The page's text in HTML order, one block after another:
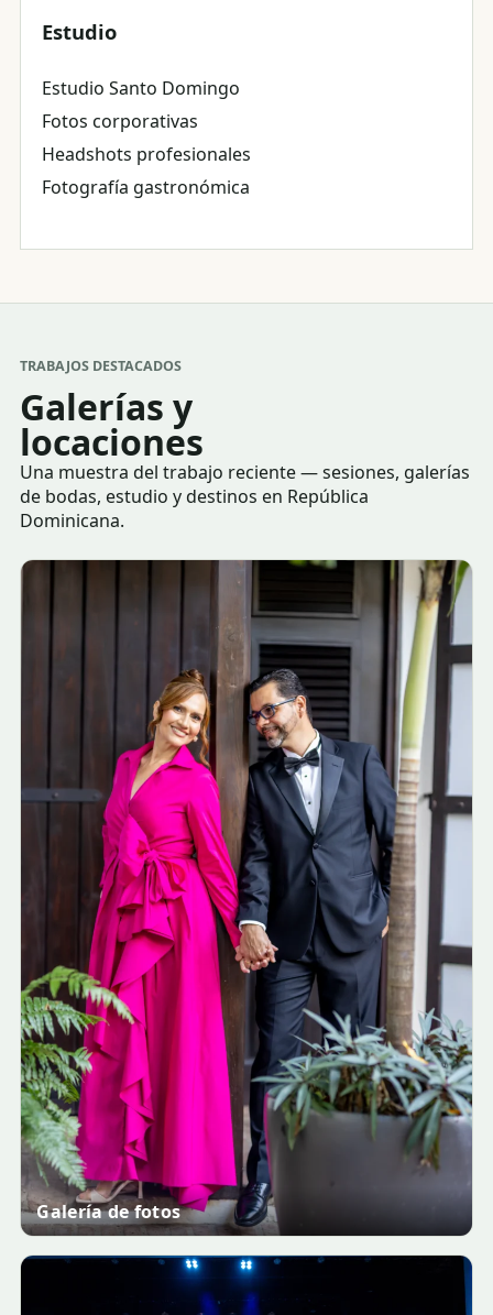
Estudio
Estudio Santo Domingo
Fotos corporativas
Headshots profesionales
Fotografía gastronómica
TRABAJOS DESTACADOS
Galerías y
locaciones
Una muestra del trabajo reciente — sesiones, galerías
de bodas, estudio y destinos en República
Dominicana.
Galería de fotos